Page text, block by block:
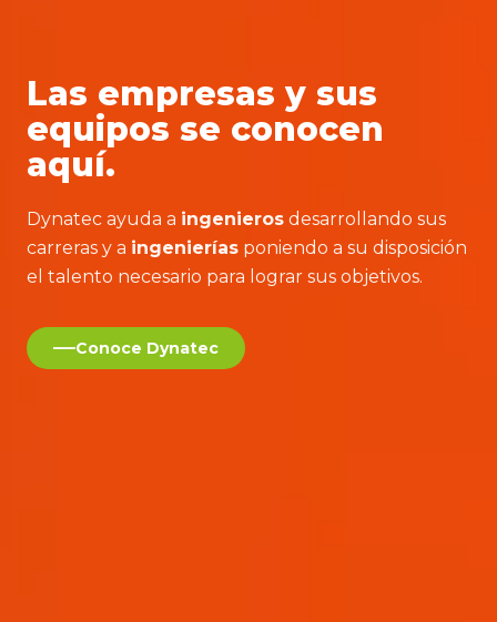
Las empresas y sus
equipos se conocen
aquí.
Dynatec ayuda a ingenieros desarrollando sus
carreras y a ingenierías poniendo a su disposición
el talento necesario para lograr sus objetivos.
Conoce Dynatec